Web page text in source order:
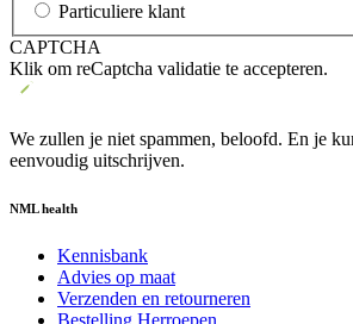
Particuliere klant
CAPTCHA
Klik om reCaptcha validatie te accepteren.
We zullen je niet spammen, beloofd. En je
eenvoudig uitschrijven.
NML health
Kennisbank
Advies op maat
Verzenden en retourneren